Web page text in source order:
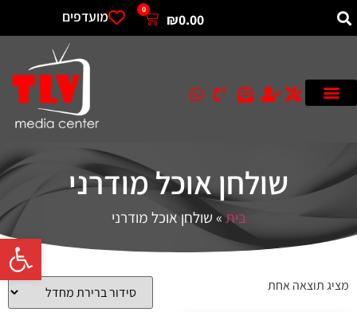
פתח
₪0.00
0 מועדפים
שולחן אוכל מודרני
בית»שולחן אוכל מודרני
מציג תוצאה אחת